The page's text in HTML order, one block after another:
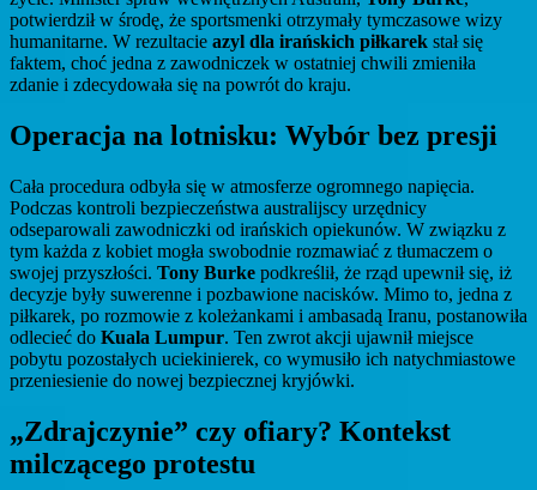
potwierdził w środę, że sportsmenki otrzymały tymczasowe wizy
humanitarne. W rezultacie azyl dla irańskich piłkarek stał się
faktem, choć jedna z zawodniczek w ostatniej chwili zmieniła
zdanie i zdecydowała się na powrót do kraju.
Operacja na lotnisku: Wybór bez presji
Cała procedura odbyła się w atmosferze ogromnego napięcia.
Podczas kontroli bezpieczeństwa australijscy urzędnicy
odseparowali zawodniczki od irańskich opiekunów. W związku z
tym każda z kobiet mogła swobodnie rozmawiać z tłumaczem o
swojej przyszłości. Tony Burke podkreślił, że rząd upewnił się, iż
decyzje były suwerenne i pozbawione nacisków. Mimo to, jedna z
piłkarek, po rozmowie z koleżankami i ambasadą Iranu, postanowiła
odlecieć do Kuala Lumpur. Ten zwrot akcji ujawnił miejsce
pobytu pozostałych uciekinierek, co wymusiło ich natychmiastowe
przeniesienie do nowej bezpiecznej kryjówki.
„Zdrajczynie” czy ofiary? Kontekst
milczącego protestu